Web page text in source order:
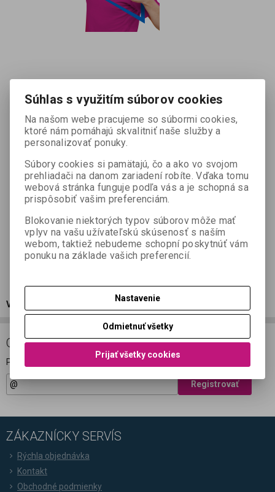
Výpredaj použitých zariadení za neskutočné ceny
ODBER NOVINIEK
Prihláste sa k odberu noviniek
Registrovať
ZÁKAZNÍCKY SERVÍS
Rýchla objednávka
Kontakt
Obchodné podmienky
Súhlas s využitím súborov cookies
Na našom webe pracujeme so súbormi cookies,
ktoré nám pomáhajú skvalitniť naše služby a
personalizovať ponuky.
Súbory cookies si pamätajú, čo a ako vo svojom
prehliadači na danom zariadení robíte. Vďaka tomu
webová stránka funguje podľa vás a je schopná sa
prispôsobiť vašim preferenciám.
Blokovanie niektorých typov súborov môže mať
vplyv na vašu užívateľskú skúsenosť s naším
webom, taktiež nebudeme schopní poskytnúť vám
ponuku na základe vašich preferencií.
Nastavenie
Odmietnuť všetky
Prijať všetky cookies